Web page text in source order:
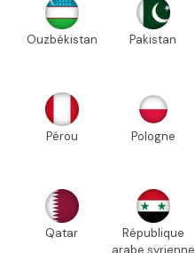
Ouzbékistan Pakistan
Pérou Pologne
Qatar
République